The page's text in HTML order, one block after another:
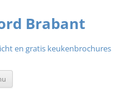
Brabant
en gratis keukenbrochures